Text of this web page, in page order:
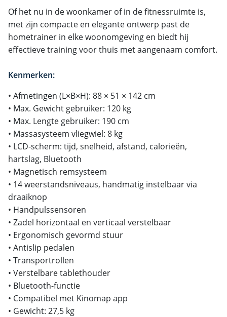
Of het nu in de woonkamer of in de fitnessruimte is,
met zijn compacte en elegante ontwerp past de
hometrainer in elke woonomgeving en biedt hij
effectieve training voor thuis met aangenaam comfort.
Kenmerken:
• Afmetingen (L×B×H): 88 × 51 × 142 cm
• Max. Gewicht gebruiker: 120 kg
• Max. Lengte gebruiker: 190 cm
• Massasysteem vliegwiel: 8 kg
• LCD-scherm: tijd, snelheid, afstand, calorieën,
hartslag, Bluetooth
• Magnetisch remsysteem
• 14 weerstandsniveaus, handmatig instelbaar via
draaiknop
• Handpulssensoren
• Zadel horizontaal en verticaal verstelbaar
• Ergonomisch gevormd stuur
• Antislip pedalen
• Transportrollen
• Verstelbare tablethouder
• Bluetooth-functie
• Compatibel met Kinomap app
• Gewicht: 27,5 kg